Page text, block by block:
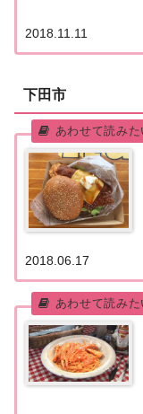
2018.11.11
下田市
2018.06.17